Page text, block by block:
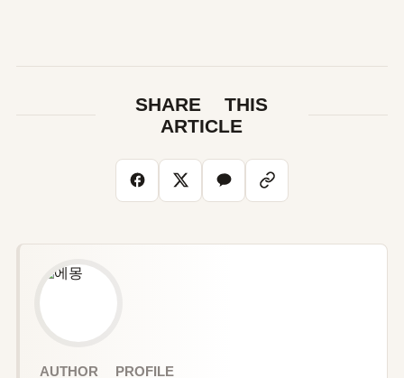
SHARE THIS
ARTICLE
AUTHOR PROFILE